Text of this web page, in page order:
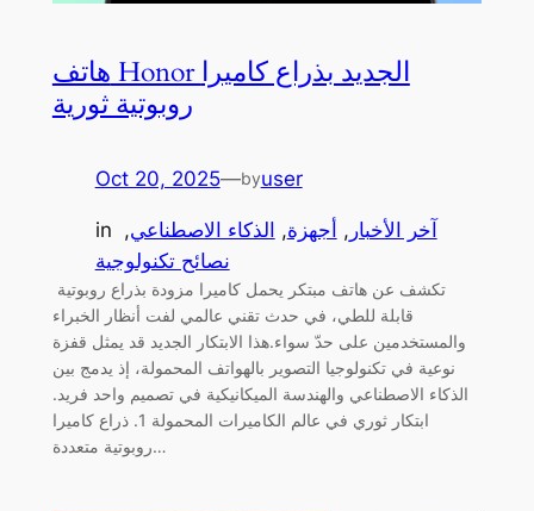
هاتف Honor الجديد بذراع كاميرا
روبوتية ثورية
Oct 20, 2025—byuser
in آخر الأخبار , أجهزة, الذكاء الاصطناعي,
نصائح تكنولوجية
قابلة للطي، في حدث تقني عالمي لفت أنظار الخبراء
والمستخدمين على حدّ سواء.هذا الابتكار الجديد قد يمثل قفزة
نوعية في تكنولوجيا التصوير بالهواتف المحمولة، إذ يدمج بين
الذكاء الاصطناعي والهندسة الميكانيكية في تصميم واحد فريد.
ابتكار ثوري في عالم الكاميرات المحمولة 1. ذراع كاميرا
روبوتية متعددة…